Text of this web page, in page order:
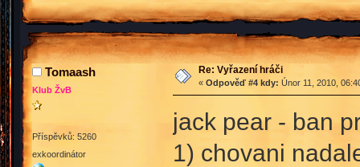
Tomaash
Klub ŽvB
Příspěvků: 5260
exkoordinátor
Re: Vyřazení hráči
« Odpověď #4 kdy: Únor 11, 2010,
jack pear - ban
1) chovani